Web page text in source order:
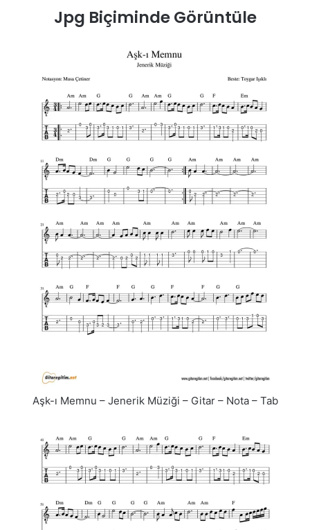
Jpg Biçiminde Görüntüle
Aşk-ı Memnu – Jenerik Müziği – Gitar – Nota – Tab